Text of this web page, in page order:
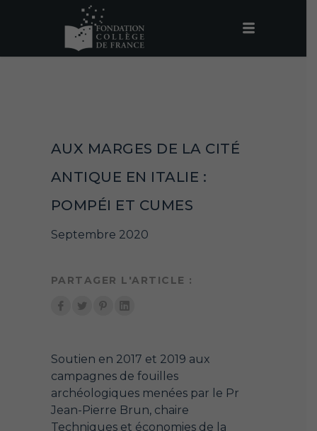
AUX MARGES DE LA CITÉ
ANTIQUE EN ITALIE :
POMPÉI ET CUMES
Septembre 2020
PARTAGER L'ARTICLE :
Soutien en 2017 et 2019 aux
campagnes de fouilles
archéologiques menées par le Pr
Jean-Pierre Brun, chaire
Techniques et économies de la